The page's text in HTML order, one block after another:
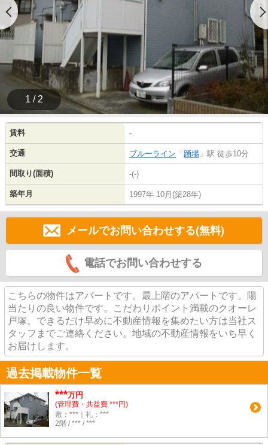
1 / 2
賃料 -
交通 ブルーライン 「 踊場 」駅 徒歩10分
間取り(面積) -(-)
築年月 1997年 10月(築28年)
メールでお問い合わせする(無料)
電話でお問い合わせする
こちらの物件はアパートです。最上階のアパートです。陽
当たりの良い物件です。こだわりポイント満載のクオーレ
戸塚。できるだけ早めに不動産情報を集めたい方は当社ス
タッフまでご連絡ください。地域の不動産情報をいち早く
お届けします。
過去掲載物件一覧
***万円
(管理費・共益費 ***円)
敷：***｜礼：***
2階 / *** / ***